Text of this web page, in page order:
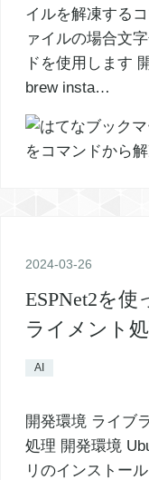
イルを解凍する
ァイルの場合文
ドを使用します
brew insta…
2024-03-26
ESPNet2を
ライメント
AI
開発環境 ライブ
処理 開発環境
リのインストー